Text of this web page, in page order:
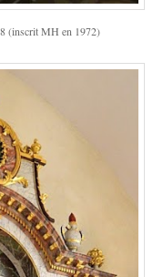
(inscrit MH en 1972)